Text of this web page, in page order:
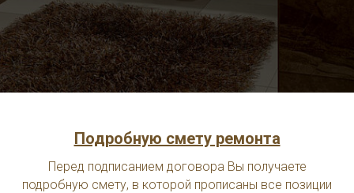
Подробную смету ремонта
Перед подписанием договора Вы получаете
подробную смету, в которой прописаны все позиции